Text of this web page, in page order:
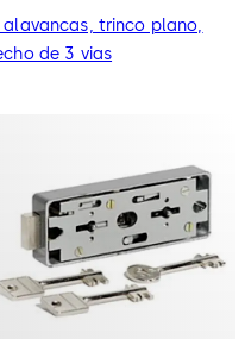
alavancas, trinco plano,
de 3 vias